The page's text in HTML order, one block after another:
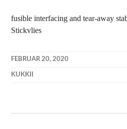
fusible interfacing and tear-away
Stickvlies
FEBRUAR 20, 2020
KUKKII